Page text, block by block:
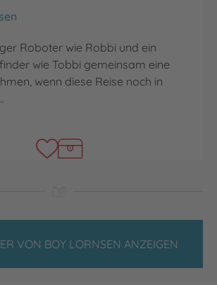
Roboter wie Robbi und ein
wie Tobbi gemeinsam eine
wenn diese Reise noch in
das Fliewatüüt
VON BOY LORNSEN ANZEIGEN